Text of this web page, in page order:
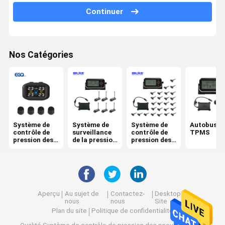
Système de contrôle de 6 pressions des pneus
moto TPMS
Vélo TPMS
Système de contrôle solaire de pression des pneus
Système de contrôle de pression des pneus de rv
Solutions de TPMS
Continuer
Nos Catégories
Système de
contrôle de
pression des
Système de
surveillance
de la pression
Système de
contrôle de
pression des
Autobus
TPMS
Aperçu
Au sujet de
nous
Contactez-
nous
Desktop
Site
Plan du site
Politique de confidentialité